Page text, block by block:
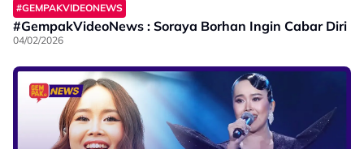
#GEMPAKVIDEONEWS
#GempakVideoNews : Soraya Borhan Ingin Cabar Diri
04/02/2026